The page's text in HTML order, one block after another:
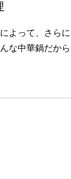
よって、さら
な中華鍋だか